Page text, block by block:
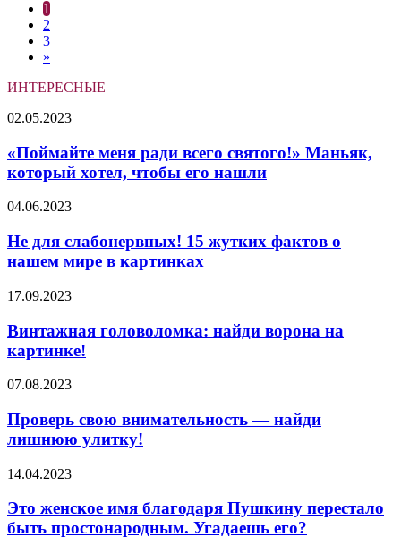
1
2
3
»
ИНТЕРЕСНЫЕ
«Поймайте
ради
всего
святого!»
который
чтобы
его
02.05.2023
«Поймайте меня ради всего святого!» Маньяк,
который хотел, чтобы его нашли
Не
слабонервных!
15
жутких
о
мире
в
04.06.2023
Не для слабонервных! 15 жутких фактов о
нашем мире в картинках
Винтажная
найди
ворона
на
17.09.2023
Винтажная головоломка: найди ворона на
картинке!
Проверь
внимательность
—
найди
улитку!
07.08.2023
Проверь свою внимательность — найди
лишнюю улитку!
Это
имя
благодаря
Пушкину
14.04.2023
Это женское имя благодаря Пушкину перестало
быть простонародным. Угадаешь его?